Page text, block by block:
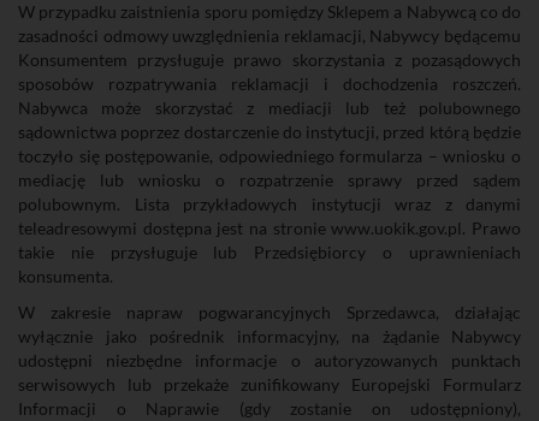
W przypadku zaistnienia sporu pomiędzy Sklepem a Nabywcą co do
zasadności odmowy uwzględnienia reklamacji, Nabywcy będącemu
Konsumentem przysługuje prawo skorzystania z pozasądowych
sposobów rozpatrywania reklamacji i dochodzenia roszczeń.
Nabywca może skorzystać z mediacji lub też polubownego
sądownictwa poprzez dostarczenie do instytucji, przed którą będzie
toczyło się postępowanie, odpowiedniego formularza – wniosku o
mediację lub wniosku o rozpatrzenie sprawy przed sądem
polubownym. Lista przykładowych instytucji wraz z danymi
teleadresowymi dostępna jest na stronie www.uokik.gov.pl. Prawo
takie nie przysługuje lub Przedsiębiorcy o uprawnieniach
konsumenta.
W zakresie napraw pogwarancyjnych Sprzedawca, działając
wyłącznie jako pośrednik informacyjny, na żądanie Nabywcy
udostępni niezbędne informacje o autoryzowanych punktach
serwisowych lub przekaże zunifikowany Europejski Formularz
Informacji o Naprawie (gdy zostanie on udostępniony),